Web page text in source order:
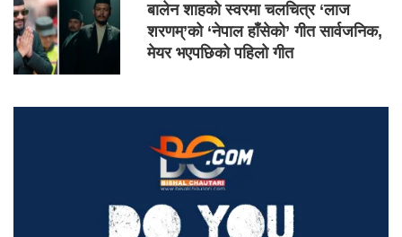
बालेन शाहको स्वरमा चलचित्र ‘लाज
शरणम्’को ‘नेपाल हाँसेको’ गीत सार्वजनिक,
मेयर भएपछिको पहिलो गीत